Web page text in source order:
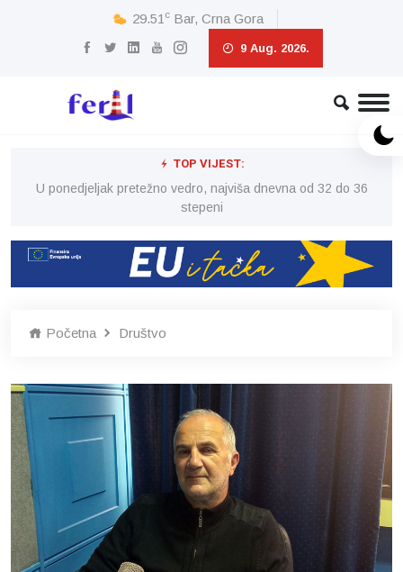
29.51 c Bar, Crna Gora
9 Aug. 2026.
TOP VIJEST:
U ponedjeljak pretežno vedro, najviša dnevna od 32 do 36
stepeni
Početna Društvo